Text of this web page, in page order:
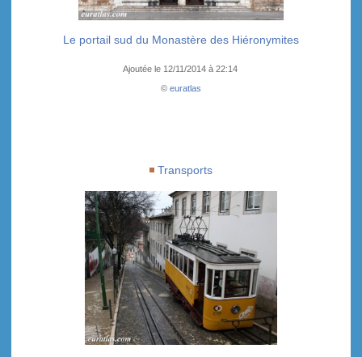
Le portail sud du Monastère des Hiéronymites
Ajoutée le 12/11/2014 à 22:14
© euratlas
Transports